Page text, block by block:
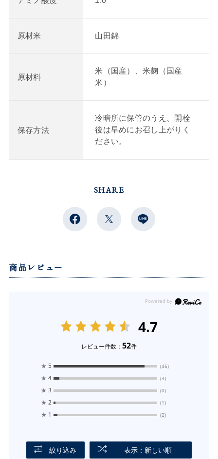
原材米 山田錦
原材料
米（国産）、米麹（国産
米）
保存方法
冷暗所に保管のうえ、開栓
後は早めにお召し上がりく
ださい。
SHARE
商品レビュー
4.7
レビュー件数： 52件
★ 5 (46)
★ 4 (3)
★ 3 (0)
★ 2 (1)
★ 1 (2)
絞り込み 表示：新しい順